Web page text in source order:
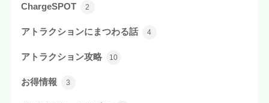
ChargeSPOT 2
アトラクションにまつわる話 4
アトラクション攻略 10
お得情報 3